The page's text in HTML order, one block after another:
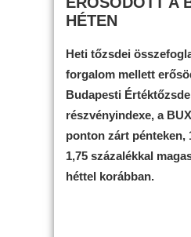
HÉTEN
Heti tőzsdei
forgalom mellett
Budapesti
részvényindexe, a
ponton zárt pénteken,
1,75 százalékkal
héttel korábban.